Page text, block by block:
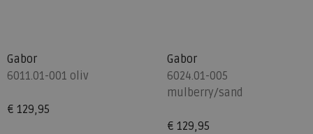
Gabor
6011.01-001 oliv
€ 129,95
Gabor
6024.01-005
mulberry/sand
€ 129,95